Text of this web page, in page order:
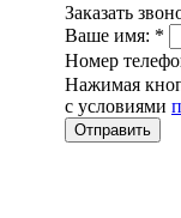
Заказать
Ваше имя: *
Номер
Нажимая
с условиями
Отправить